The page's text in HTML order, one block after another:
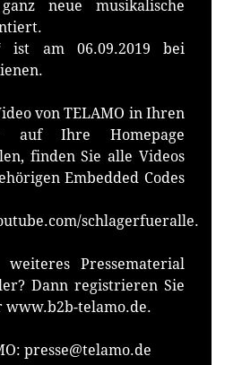
neue musikalische
ist am 06.09.2019 bei
von TELAMO in Ihren
auf Ihre Homepage
finden Sie alle Videos
Embedded Codes
schlagerfueralle.
weiteres Pressematerial
Dann registrieren Sie
www.b2b-telamo.de.
presse@telamo.de